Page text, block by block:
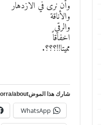
وأن نرى في الازدهار
والأناقة
والرقي
اخفاقاً
مميتا!!؟؟؟.
شارك هذا الموضhttps://web.facebook.com/afaqhorra/aboutوع:https://www.pinterest.com/?autologin=true
WhatsApp